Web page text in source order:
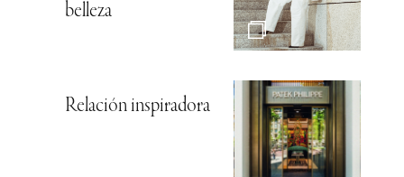
belleza
Relación inspiradora